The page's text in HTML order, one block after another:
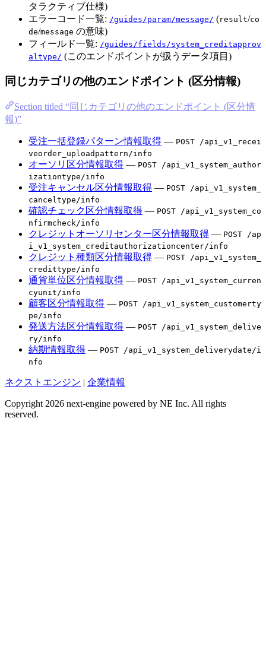
タラクティブ仕様)
エラーコード一覧: /guides/param/message/ (result/co
de/message の意味)
フィールド一覧: /guides/fields/system_creditapprov
altype/ (このエンドポイントが扱うデータ項目)
同じカテゴリの他のエンドポイント (区分情報)
Section titled “同じカテゴリの他のエンドポイント (区分情
報)”
受注一括登録パターン情報取得 — POST /api_v1_recei
veorder_uploadpattern/info
オーソリ区分情報取得 — POST /api_v1_system_author
izationtype/info
受注キャンセル区分情報取得 — POST /api_v1_system_
canceltype/info
確認チェック区分情報取得 — POST /api_v1_system_co
nfirmcheck/info
クレジットオーソリセンター区分情報取得 — POST /ap
i_v1_system_creditauthorizationcenter/info
クレジット種類区分情報取得 — POST /api_v1_system_
credittype/info
通貨単位区分情報取得 — POST /api_v1_system_curren
cyunit/info
顧客区分情報取得 — POST /api_v1_system_customerty
pe/info
発送方法区分情報取得 — POST /api_v1_system_delive
ry/info
納期情報取得 — POST /api_v1_system_deliverydate/i
nfo
ネクストエンジン | 企業情報
Copyright 2026 next-engine powered by NE Inc. All rights
reserved.